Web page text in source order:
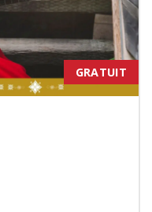
GRATUIT